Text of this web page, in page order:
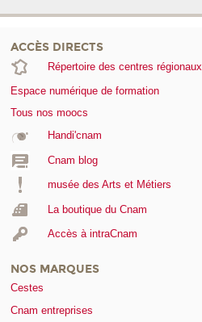
ACCÈS DIRECTS
Répertoire des centres régionaux
Espace numérique de formation
Tous nos moocs
Handi'cnam
Cnam blog
musée des Arts et Métiers
La boutique du Cnam
Accès à intraCnam
NOS MARQUES
Cestes
Cnam entreprises